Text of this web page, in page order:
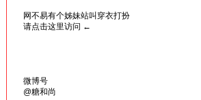
网不易有个姊妹站叫穿衣打扮
请点击这里访问 ←
微博号
@糖和尚